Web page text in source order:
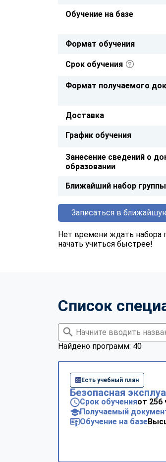
Обучение на базе
Формат обучения
Срок обучения
Формат получаемого
Доставка
График обучения
Занесение сведений о
образовании
Ближайший набор группы
Записаться в
Нет времени ждать набора
начать учиться быстрее!
Список
Найдено программ: 40
Есть учебный план
Безопасная
Срок обученияот 256
Получаемый
Обучение на базе